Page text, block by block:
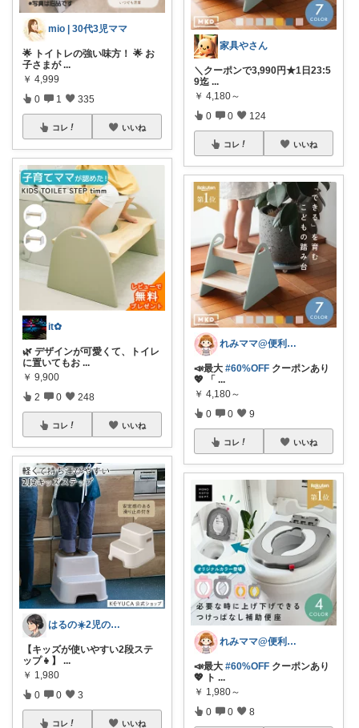
mio | 30代3児ママ
🌟 トイトレの強い味方！ 🌟 お
子さまが ...
￥ 4,999
0 1 335
コレ いいね
it✿
🌿 デザインが可愛くて、トイレ
に置いてもお ...
￥ 9,900
2 0 248
コレ いいね
はるの☀️2児のママ𓂃◌𓈒𓐍
【キッズが使いやすい2段ステ
ップ👧】 ...
￥ 1,980
0 0 3
コレ いいね
家具やさん
＼クーポンで3,990円★1日23:5
9迄 ...
￥ 4,180～
0 0 124
コレ いいね
れみママ@便利雑貨¸¸kids
📣最大 #60%OFF クーポンあり
💖 「 ...
￥ 4,180～
0 0 9
コレ いいね
れみママ@便利雑貨¸¸kids
📣最大 #60%OFF クーポンあり
💖 ト ...
￥ 1,980～
0 0 8